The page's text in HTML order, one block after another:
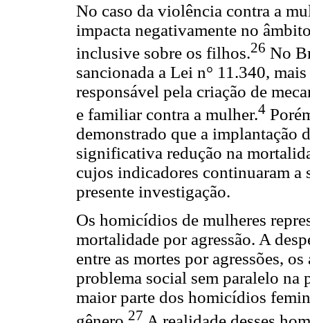
No caso da violência contra a
impacta negativamente no
inclusive sobre os filhos.26 No
sancionada a Lei n° 11.340,
responsável pela criação de
e familiar contra a mulher.4
demonstrado que a implantação
significativa redução na
cujos indicadores continuaram a
presente investigação.
Os homicídios de mulheres
mortalidade por agressão. A
entre as mortes por agressões,
problema social sem paralelo na
maior parte dos homicídios
27